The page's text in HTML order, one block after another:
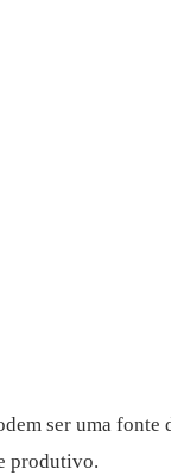
ser uma
produtivo.